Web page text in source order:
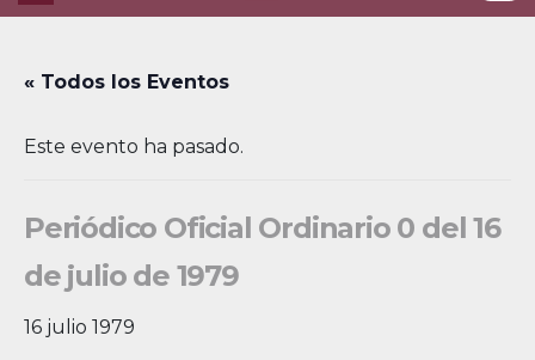
« Todos los Eventos
Este evento ha pasado.
Periódico Oficial Ordinario 0 del 16
de julio de 1979
16 julio 1979